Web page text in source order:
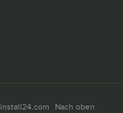
install24.com Nach oben